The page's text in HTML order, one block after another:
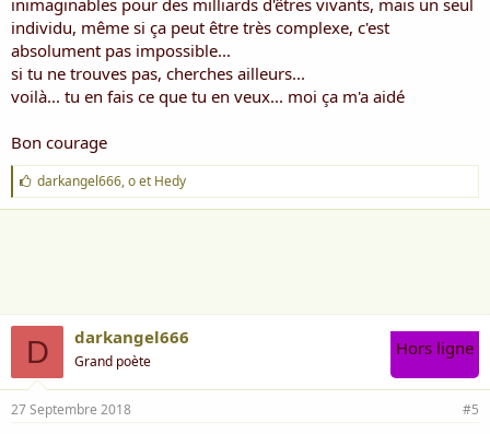
inimaginables pour des milliards d'êtres vivants, mais un seul
individu, même si ça peut être très complexe, c'est
absolument pas impossible...
si tu ne trouves pas, cherches ailleurs...
voilà... tu en fais ce que tu en veux... moi ça m'a aidé
Bon courage
J
'
a
darkangel666,oet Hedy
D darkangel666
Grand poète
Hors ligne
27 Septembre 2018 #5